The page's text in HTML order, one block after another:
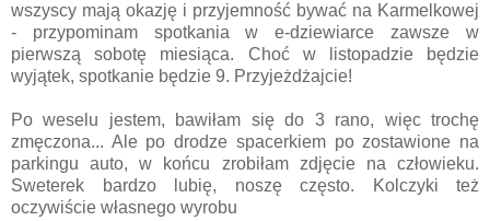
wszyscy mają okazję i przyjemność bywać na Karmelkowej
- przypominam spotkania w e-dziewiarce zawsze w
pierwszą sobotę miesiąca. Choć w listopadzie będzie
wyjątek, spotkanie będzie 9. Przyjeżdżajcie!
Po weselu jestem, bawiłam się do 3 rano, więc trochę
zmęczona... Ale po drodze spacerkiem po zostawione na
parkingu auto, w końcu zrobiłam zdjęcie na człowieku.
Sweterek bardzo lubię, noszę często. Kolczyki też
oczywiście własnego wyrobu